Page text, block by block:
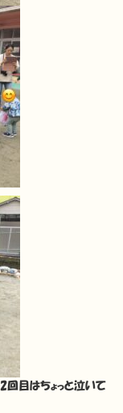
回目はちょっと泣いて